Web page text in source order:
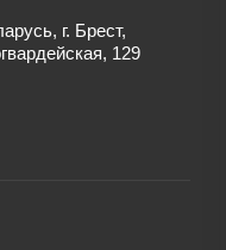
г. Брест,
129